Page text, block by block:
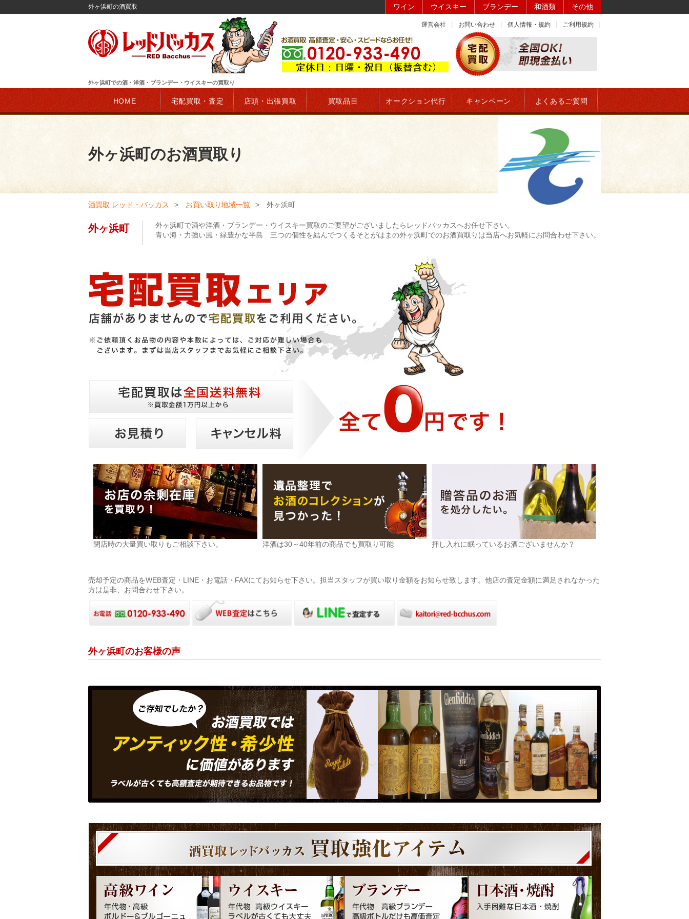
外ヶ浜町の酒買取 ワイン ウイスキー ブランデー 和酒類 その他
運営会社 お問い合わせ 個人情報・規約 ご利用規約
外ヶ浜町での酒・洋酒・ブランデー・ウイスキーの買取り
HOME 宅配買取・査定 店頭・出張買取 買取品目 オークション代行 キャンペーン よくあるご質問
外ヶ浜町のお酒買取り
酒買取 レッド・バッカス お買い取り地域一覧 外ヶ浜町
外ヶ浜町
外ヶ浜町で酒や洋酒・ブランデー・ウイスキー買取のご要望がございましたらレッドバッカスへお任せ下さい。
青い海・力強い風・緑豊かな半島 三つの個性を結んでつくるそとがはまの外ヶ浜町でのお酒買取りは当店へお気軽にお問合わせ下さい。
閉店時の大量買い取りもご相談下さい。 洋酒は30～40年前の商品でも買取り可能 押し入れに眠っているお酒ございませんか？
売却予定の商品をWEB査定・LINE・お電話・FAXにてお知らせ下さい。担当スタッフが買い取り金額をお知らせ致します。他店の査定金額に満足されなかった
方は是非、お問合わせ下さい。
外ヶ浜町のお客様の声